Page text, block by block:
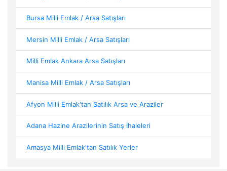
Bursa Milli Emlak / Arsa Satışları
Mersin Milli Emlak / Arsa Satışları
Milli Emlak Ankara Arsa Satışları
Manisa Milli Emlak / Arsa Satışları
Afyon Milli Emlak'tan Satılık Arsa ve Araziler
Adana Hazine Arazilerinin Satış İhaleleri
Amasya Milli Emlak'tan Satılık Yerler